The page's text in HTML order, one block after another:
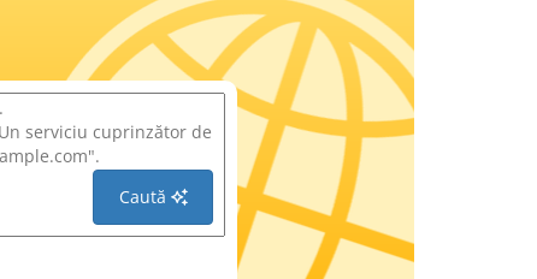
Caută